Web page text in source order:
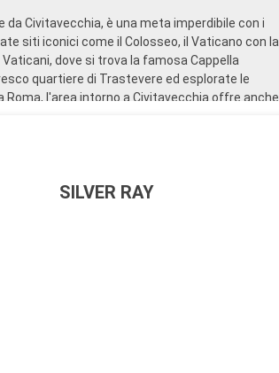
da Civitavecchia, è una meta imperdibile con i
siti iconici come il Colosseo, il Vaticano con la
dove si trova la famosa Cappella
quartiere di Trastevere ed esplorate le
Roma, l'area intorno a Civitavecchia offre anche
08:00
SILVER RAY